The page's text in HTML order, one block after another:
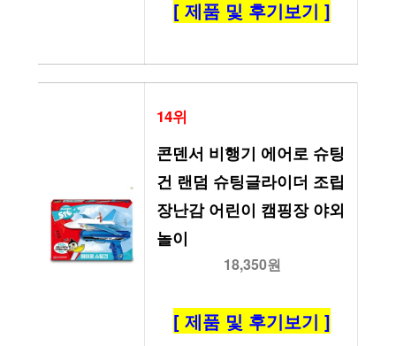
[ 제품 및 후기보기 ]
14위
콘덴서 비행기 에어로 슈팅
건 랜덤 슈팅글라이더 조립
장난감 어린이 캠핑장 야외
놀이
18,350원
[ 제품 및 후기보기 ]